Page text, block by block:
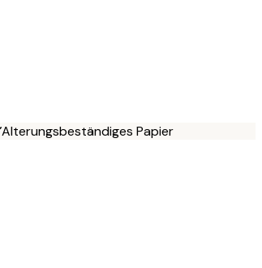
Alterungsbeständiges Papier